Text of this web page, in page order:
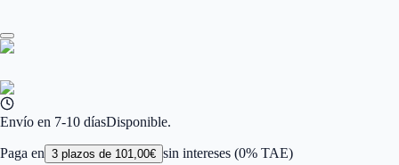
GUCCI GG2165S 002
Envío en 7-10 díasDisponible.
Paga en 3 plazos de 101,00€ sin intereses (0% TAE)